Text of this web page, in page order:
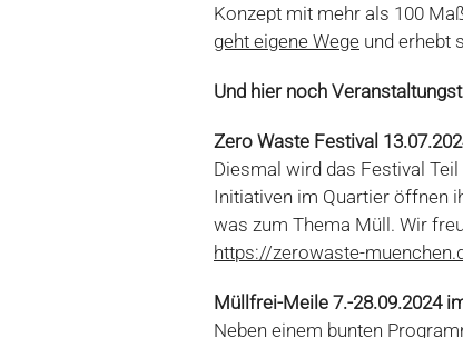
Konzept mit mehr als 100
geht eigene Wege und erhebt
Und hier noch
Zero Waste Festival
Diesmal wird das Festival
Initiativen im Quartier öffnen
was zum Thema Müll. Wir
https://zerowaste-
Müllfrei-Meile 7.-28.09.2024
Neben einem bunten